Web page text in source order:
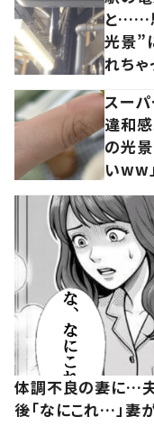
と……
光景”
れちゃ
スーパ
違和感
の光景
いww」
体調不良の妻に…夫
後「なにこれ…」妻